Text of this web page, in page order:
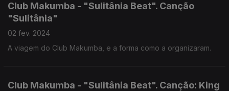
Club Makumba - "Sulitânia Beat". Canção
"Sulitânia"
02 fev. 2024
A viagem do Club Makumba, e a forma como a organizaram.
Club Makumba - "Sulitânia Beat". Canção: King